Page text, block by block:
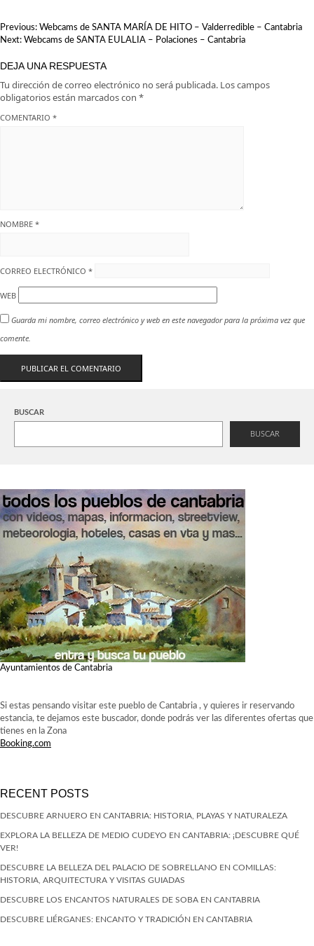
NAVEGACIÓN
DE
Previous: Webcams de SANTA MARÍA DE HITO – Valderredible – Cantabria
Next: Webcams de SANTA EULALIA – Polaciones – Cantabria
DEJA UNA RESPUESTA
Tu dirección de correo electrónico no será publicada. Los campos
obligatorios están marcados con *
COMENTARIO *
NOMBRE *
CORREO ELECTRÓNICO *
WEB
Guarda mi nombre, correo electrónico y web en este navegador para la próxima vez que
comente.
BUSCAR
BUSCAR
Ayuntamientos de Cantabria
Si estas pensando visitar este pueblo de Cantabria , y quieres ir reservando
estancia, te dejamos este buscador, donde podrás ver las diferentes ofertas que
tienes en la Zona
Booking.com
RECENT POSTS
DESCUBRE ARNUERO EN CANTABRIA: HISTORIA, PLAYAS Y NATURALEZA
EXPLORA LA BELLEZA DE MEDIO CUDEYO EN CANTABRIA: ¡DESCUBRE QUÉ
VER!
DESCUBRE LA BELLEZA DEL PALACIO DE SOBRELLANO EN COMILLAS:
HISTORIA, ARQUITECTURA Y VISITAS GUIADAS
DESCUBRE LOS ENCANTOS NATURALES DE SOBA EN CANTABRIA
DESCUBRE LIÉRGANES: ENCANTO Y TRADICIÓN EN CANTABRIA